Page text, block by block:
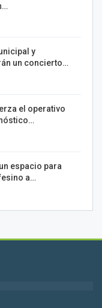
y
un concierto…
el operativo
espacio para
a…